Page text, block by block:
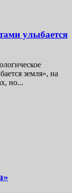
улыбается
земля», на
но...